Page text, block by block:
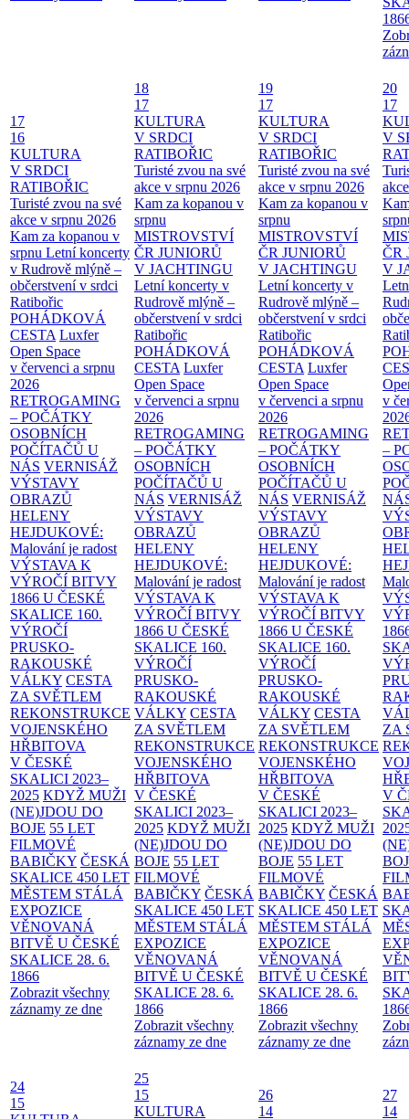
17
16
KULTURA
V SRDCI
RATIBOŘIC
Turisté zvou na své
akce v srpnu 2026
Kam za kopanou v
srpnu Letní koncerty
v Rudrově mlýně –
občerstvení v srdci
Ratibořic
POHÁDKOVÁ
CESTA Luxfer
Open Space
v červenci a srpnu
2026
RETROGAMING
– POČÁTKY
OSOBNÍCH
POČÍTAČŮ U
NÁS VERNISÁŽ
VÝSTAVY
OBRAZŮ
HELENY
HEJDUKOVÉ:
Malování je radost
VÝSTAVA K
VÝROČÍ BITVY
1866 U ČESKÉ
SKALICE 160.
VÝROČÍ
PRUSKO-
RAKOUSKÉ
VÁLKY CESTA
ZA SVĚTLEM
REKONSTRUKCE
VOJENSKÉHO
HŘBITOVA
V ČESKÉ
SKALICI 2023–
2025 KDYŽ MUŽI
(NE)JDOU DO
BOJE 55 LET
FILMOVÉ
BABIČKY ČESKÁ
SKALICE 450 LET
MĚSTEM STÁLÁ
EXPOZICE
VĚNOVANÁ
BITVĚ U ČESKÉ
SKALICE 28. 6.
1866
Zobrazit všechny
záznamy ze dne
18
17
KULTURA
V SRDCI
RATIBOŘIC
Turisté zvou na své
akce v srpnu 2026
Kam za kopanou v
srpnu
MISTROVSTVÍ
ČR JUNIORŮ
V JACHTINGU
Letní koncerty v
Rudrově mlýně –
občerstvení v srdci
Ratibořic
POHÁDKOVÁ
CESTA Luxfer
Open Space
v červenci a srpnu
2026
RETROGAMING
– POČÁTKY
OSOBNÍCH
POČÍTAČŮ U
NÁS VERNISÁŽ
VÝSTAVY
OBRAZŮ
HELENY
HEJDUKOVÉ:
Malování je radost
VÝSTAVA K
VÝROČÍ BITVY
1866 U ČESKÉ
SKALICE 160.
VÝROČÍ
PRUSKO-
RAKOUSKÉ
VÁLKY CESTA
ZA SVĚTLEM
REKONSTRUKCE
VOJENSKÉHO
HŘBITOVA
V ČESKÉ
SKALICI 2023–
2025 KDYŽ MUŽI
(NE)JDOU DO
BOJE 55 LET
FILMOVÉ
BABIČKY ČESKÁ
SKALICE 450 LET
MĚSTEM STÁLÁ
EXPOZICE
VĚNOVANÁ
BITVĚ U ČESKÉ
SKALICE 28. 6.
1866
Zobrazit všechny
záznamy ze dne
19
17
KULTURA
V SRDCI
RATIBOŘIC
Turisté zvou na své
akce v srpnu 2026
Kam za kopanou v
srpnu
MISTROVSTVÍ
ČR JUNIORŮ
V JACHTINGU
Letní koncerty v
Rudrově mlýně –
občerstvení v srdci
Ratibořic
POHÁDKOVÁ
CESTA Luxfer
Open Space
v červenci a srpnu
2026
RETROGAMING
– POČÁTKY
OSOBNÍCH
POČÍTAČŮ U
NÁS VERNISÁŽ
VÝSTAVY
OBRAZŮ
HELENY
HEJDUKOVÉ:
Malování je radost
VÝSTAVA K
VÝROČÍ BITVY
1866 U ČESKÉ
SKALICE 160.
VÝROČÍ
PRUSKO-
RAKOUSKÉ
VÁLKY CESTA
ZA SVĚTLEM
REKONSTRUKCE
VOJENSKÉHO
HŘBITOVA
V ČESKÉ
SKALICI 2023–
2025 KDYŽ MUŽI
(NE)JDOU DO
BOJE 55 LET
FILMOVÉ
BABIČKY ČESKÁ
SKALICE 450 LET
MĚSTEM STÁLÁ
EXPOZICE
VĚNOVANÁ
BITVĚ U ČESKÉ
SKALICE 28. 6.
1866
Zobrazit všechny
záznamy ze dne
20
17
V
ČR
V
v
–
ZA
V
24
15
25
15
KULTURA
26
14
27
14